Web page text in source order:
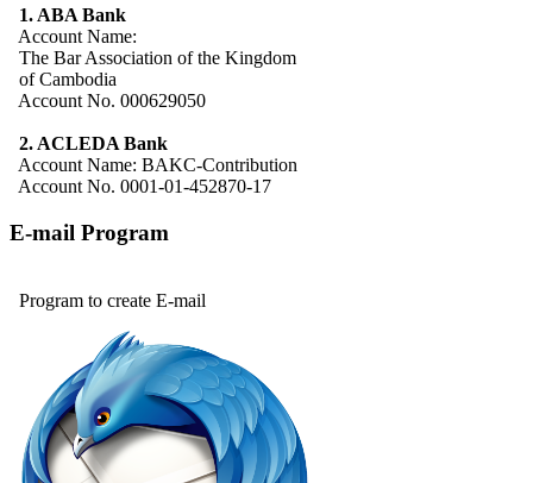
1. ABA Bank
Account Name:
The Bar Association of the Kingdom
of Cambodia
Account No. 000629050
2. ACLEDA Bank
Account Name: BAKC-Contribution
Account No. 0001-01-452870-17
E-mail Program
Program to create E-mail